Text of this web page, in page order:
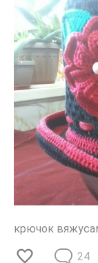
крючок
24